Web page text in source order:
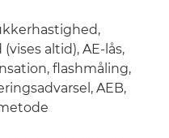
altid), AE-lås,
flashmåling,
AEB,